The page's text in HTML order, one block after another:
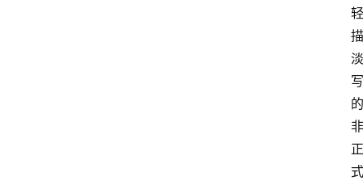
轻
描
淡
写
的
非
正
式